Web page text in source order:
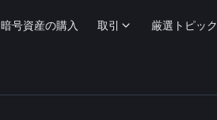
暗号資産の購入 取引 厳選トピック